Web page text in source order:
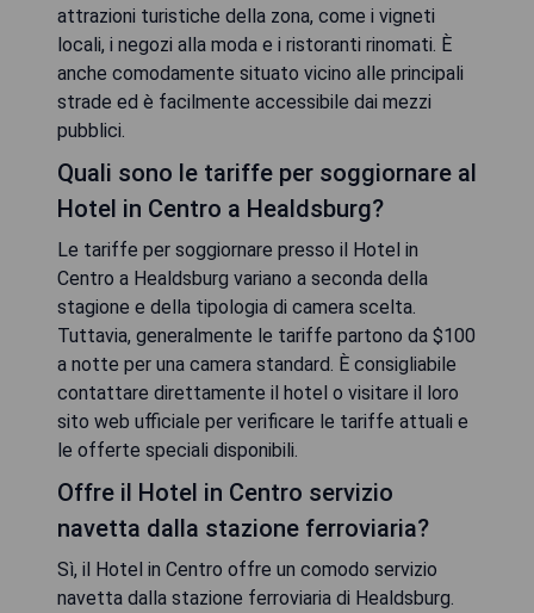
attrazioni turistiche della zona, come i vigneti
locali, i negozi alla moda e i ristoranti rinomati. È
anche comodamente situato vicino alle principali
strade ed è facilmente accessibile dai mezzi
pubblici.
Quali sono le tariffe per soggiornare al
Hotel in Centro a Healdsburg?
Le tariffe per soggiornare presso il Hotel in
Centro a Healdsburg variano a seconda della
stagione e della tipologia di camera scelta.
Tuttavia, generalmente le tariffe partono da $100
a notte per una camera standard. È consigliabile
contattare direttamente il hotel o visitare il loro
sito web ufficiale per verificare le tariffe attuali e
le offerte speciali disponibili.
Offre il Hotel in Centro servizio
navetta dalla stazione ferroviaria?
Sì, il Hotel in Centro offre un comodo servizio
navetta dalla stazione ferroviaria di Healdsburg.